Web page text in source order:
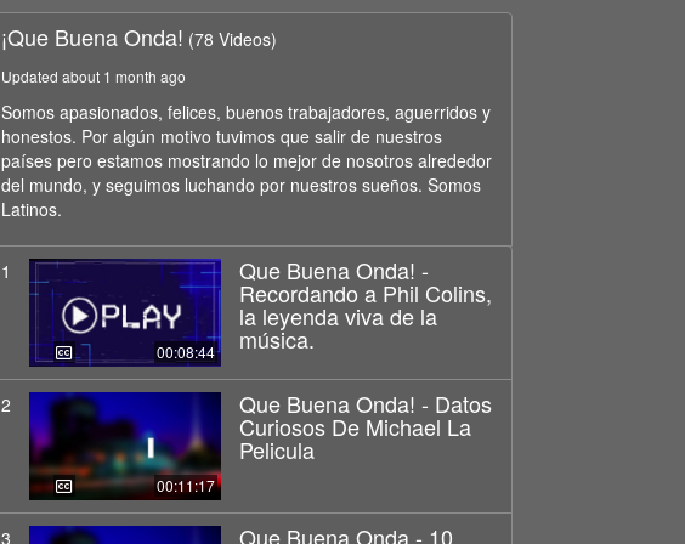
¡Que Buena Onda! (78 Videos)
Updated about 1 month ago
Somos apasionados, felices, buenos trabajadores, aguerridos y
honestos. Por algún motivo tuvimos que salir de nuestros
países pero estamos mostrando lo mejor de nosotros alrededor
del mundo, y seguimos luchando por nuestros sueños. Somos
Latinos.
1
00:08:44
Que Buena Onda! -
Recordando a Phil Colins,
la leyenda viva de la
música.
2
00:11:17
Que Buena Onda! - Datos
Curiosos De Michael La
Pelicula
3 Que Buena Onda - 10